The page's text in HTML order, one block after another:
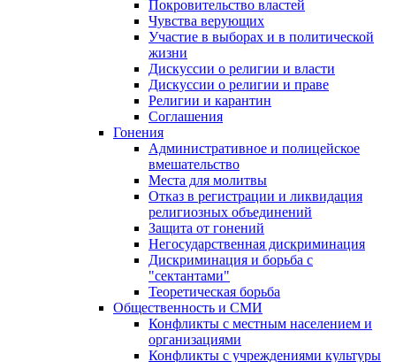
Покровительство властей
Чувства верующих
Участие в выборах и в политической
жизни
Дискуссии о религии и власти
Дискуссии о религии и праве
Религии и карантин
Соглашения
Гонения
Административное и полицейское
вмешательство
Места для молитвы
Отказ в регистрации и ликвидация
религиозных объединений
Защита от гонений
Негосударственная дискриминация
Дискриминация и борьба с
"сектантами"
Теоретическая борьба
Общественность и СМИ
Конфликты с местным населением и
организациями
Конфликты с учреждениями культуры